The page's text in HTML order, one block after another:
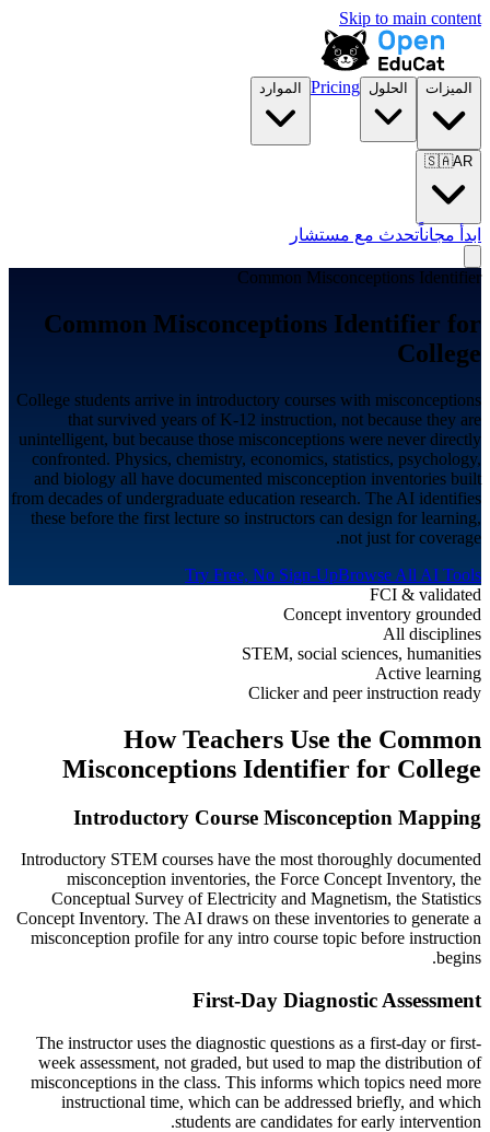
Skip to main content
الميزات الحلول Pricing الموارد
🇸🇦AR
ابدأ مجاناًتحدث مع مستشار
Common Misconceptions Identifier
Common Misconceptions Identifier for
College
College students arrive in introductory courses with misconceptions
that survived years of K-12 instruction, not because they are
unintelligent, but because those misconceptions were never directly
confronted. Physics, chemistry, economics, statistics, psychology,
and biology all have documented misconception inventories built
from decades of undergraduate education research. The AI identifies
these before the first lecture so instructors can design for learning,
not just for coverage.
Try Free, No Sign-UpBrowse All AI Tools
FCI & validated
Concept inventory grounded
All disciplines
STEM, social sciences, humanities
Active learning
Clicker and peer instruction ready
How Teachers Use the Common
Misconceptions Identifier for College
Introductory Course Misconception Mapping
Introductory STEM courses have the most thoroughly documented
misconception inventories, the Force Concept Inventory, the
Conceptual Survey of Electricity and Magnetism, the Statistics
Concept Inventory. The AI draws on these inventories to generate a
misconception profile for any intro course topic before instruction
begins.
First-Day Diagnostic Assessment
The instructor uses the diagnostic questions as a first-day or first-
week assessment, not graded, but used to map the distribution of
misconceptions in the class. This informs which topics need more
instructional time, which can be addressed briefly, and which
students are candidates for early intervention.